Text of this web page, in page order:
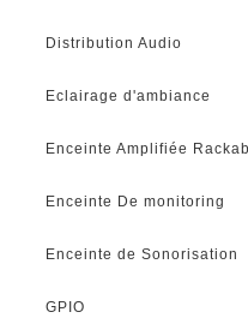
Distribution Audio
Eclairage d'ambiance
Enceinte Amplifiée
Enceinte De monitoring
Enceinte de Sonorisation
GPIO